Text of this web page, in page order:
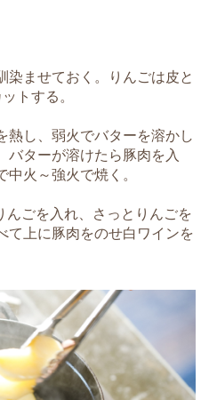
ませておく。りんごは皮と
トする。
し、弱火でバターを溶かし
バターが溶けたら豚肉を入
火～強火で焼く。
ごを入れ、さっとりんごを
て上に豚肉をのせ白ワインを